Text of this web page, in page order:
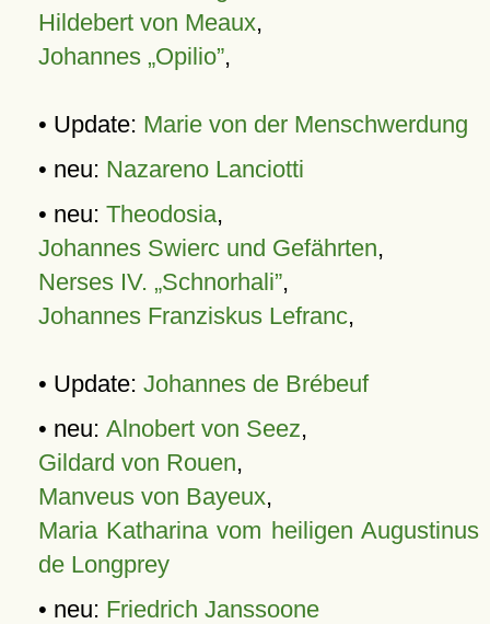
Hildebert von Meaux,
Johannes „Opilio”,
• Update: Marie von der Menschwerdung
• neu: Nazareno Lanciotti
• neu: Theodosia,
Johannes Swierc und Gefährten,
Nerses IV. „Schnorhali”,
Johannes Franziskus Lefranc,
• Update: Johannes de Brébeuf
• neu: Alnobert von Seez,
Gildard von Rouen,
Manveus von Bayeux,
Maria Katharina vom heiligen Augustinus
de Longprey
• neu: Friedrich Janssoone